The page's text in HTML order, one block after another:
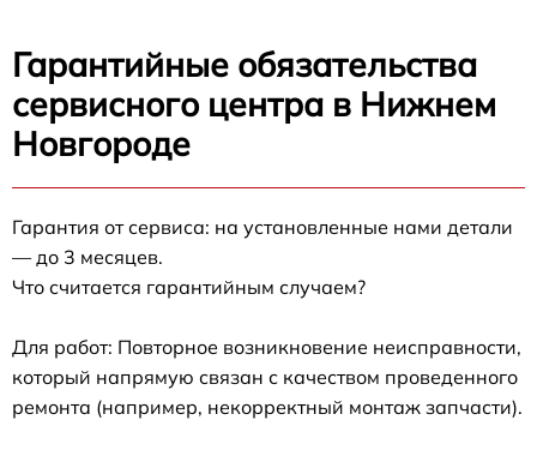
Гарантийные обязательства
сервисного центра в Нижнем
Новгороде
Гарантия от сервиса: на установленные нами детали
— до 3 месяцев.
Что считается гарантийным случаем?
Для работ: Повторное возникновение неисправности,
который напрямую связан с качеством проведенного
ремонта (например, некорректный монтаж запчасти).